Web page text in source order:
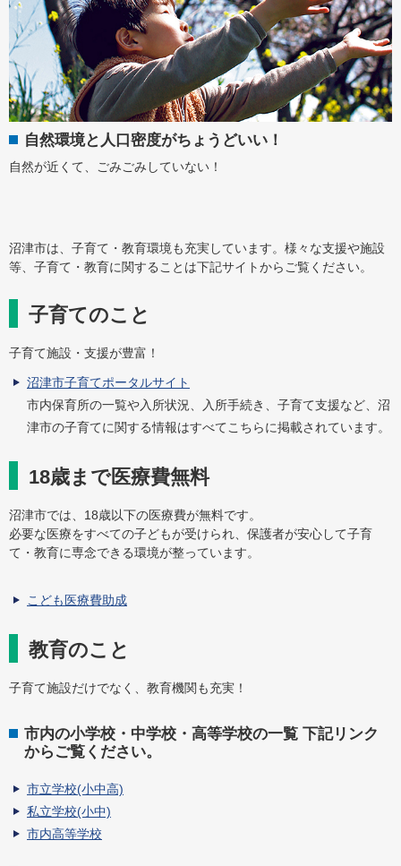
自然環境と人口密度がちょうどいい！
自然が近くて、ごみごみしていない！
沼津市は、子育て・教育環境も充実しています。様々な支援や施設
等、子育て・教育に関することは下記サイトからご覧ください。
子育てのこと
子育て施設・支援が豊富！
沼津市子育てポータルサイト
市内保育所の一覧や入所状況、入所手続き、子育て支援など、沼
津市の子育てに関する情報はすべてこちらに掲載されています。
18歳まで医療費無料
沼津市では、18歳以下の医療費が無料です。
必要な医療をすべての子どもが受けられ、保護者が安心して子育
て・教育に専念できる環境が整っています。
こども医療費助成
教育のこと
子育て施設だけでなく、教育機関も充実！
市内の小学校・中学校・高等学校の一覧 下記リンク
からご覧ください。
市立学校(小中高)
私立学校(小中)
市内高等学校